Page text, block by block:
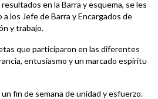
en la Barra y esquema, se les
los Jefe de Barra y Encargados de
y trabajo.
que participaron en las diferentes
entusiasmo y un marcado espíritu
fin de semana de unidad y esfuerzo.